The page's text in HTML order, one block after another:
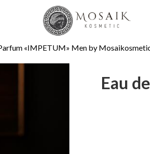
«IMPETUM» Men by
Eau